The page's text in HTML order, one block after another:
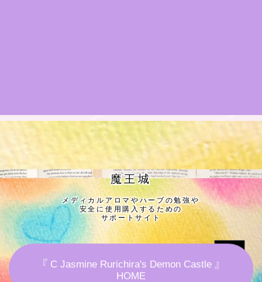
公式ウェブサイト『Botanical Study』
Cジャスミン瑠璃地楽の主な活動先リンク集
プロフィール
アロマハーブアンケート
おすすめ商品＆レビュー
魔王城
メディカルアロマやハーブの勉強や
安全に使用購入するための
サポートサイト
『 C Jasmine Rurichira's Demon Castle 』
HOME